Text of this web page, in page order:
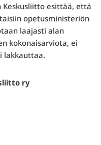
Keskusliitto esittää, että
opetusministeriön
laajasti alan
kokonaisarviota, ei
lakkauttaa.
ry